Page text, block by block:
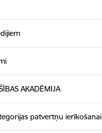
AKADĒMIJA
patvertņu ierīkošanai